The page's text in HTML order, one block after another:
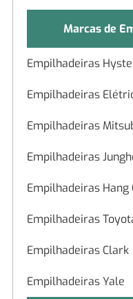
Marcas de
Empilhadeiras
Empilhadeiras
Empilhadeiras
Empilhadeiras
Empilhadeiras Hang
Empilhadeiras
Empilhadeiras Clark
Empilhadeiras Yale